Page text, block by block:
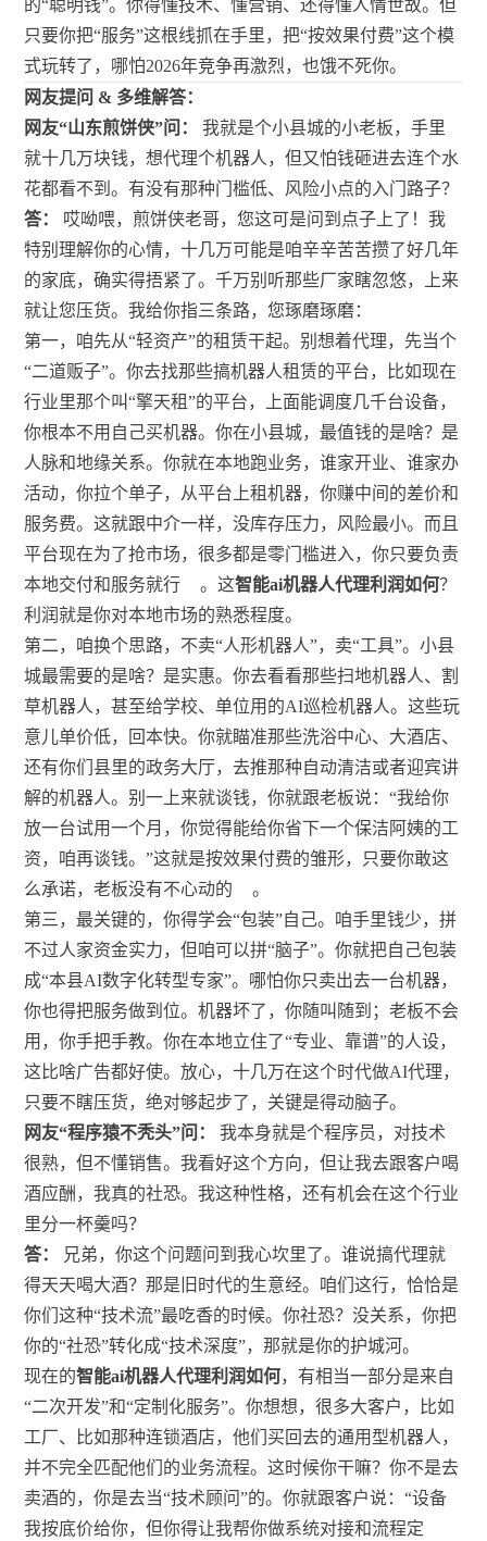
的“聪明钱”。你得懂技术、懂营销、还得懂人情世故。但
只要你把“服务”这根线抓在手里，把“按效果付费”这个模
式玩转了，哪怕2026年竞争再激烈，也饿不死你。
网友提问 & 多维解答：
网友“山东煎饼侠”问：
我就是个小县城的小老板，手里
就十几万块钱，想代理个机器人，但又怕钱砸进去连个水
花都看不到。有没有那种门槛低、风险小点的入门路子？
答：
哎呦喂，煎饼侠老哥，您这可是问到点子上了！我
特别理解你的心情，十几万可能是咱辛辛苦苦攒了好几年
的家底，确实得捂紧了。千万别听那些厂家瞎忽悠，上来
就让您压货。我给你指三条路，您琢磨琢磨：
第一，咱先从“轻资产”的租赁干起。别想着代理，先当个
“二道贩子”。你去找那些搞机器人租赁的平台，比如现在
行业里那个叫“擎天租”的平台，上面能调度几千台设备，
你根本不用自己买机器。你在小县城，最值钱的是啥？是
人脉和地缘关系。你就在本地跑业务，谁家开业、谁家办
活动，你拉个单子，从平台上租机器，你赚中间的差价和
服务费。这就跟中介一样，没库存压力，风险最小。而且
平台现在为了抢市场，很多都是零门槛进入，你只要负责
本地交付和服务就行
。这智能ai机器人代理利润如何？
利润就是你对本地市场的熟悉程度。
第二，咱换个思路，不卖“人形机器人”，卖“工具”。小县
城最需要的是啥？是实惠。你去看看那些扫地机器人、割
草机器人，甚至给学校、单位用的AI巡检机器人。这些玩
意儿单价低，回本快。你就瞄准那些洗浴中心、大酒店、
还有你们县里的政务大厅，去推那种自动清洁或者迎宾讲
解的机器人。别一上来就谈钱，你就跟老板说：“我给你
放一台试用一个月，你觉得能给你省下一个保洁阿姨的工
资，咱再谈钱。”这就是按效果付费的雏形，只要你敢这
么承诺，老板没有不心动的
。
第三，最关键的，你得学会“包装”自己。咱手里钱少，拼
不过人家资金实力，但咱可以拼“脑子”。你就把自己包装
成“本县AI数字化转型专家”。哪怕你只卖出去一台机器，
你也得把服务做到位。机器坏了，你随叫随到；老板不会
用，你手把手教。你在本地立住了“专业、靠谱”的人设，
这比啥广告都好使。放心，十几万在这个时代做AI代理，
只要不瞎压货，绝对够起步了，关键是得动脑子。
网友“程序猿不秃头”问：
我本身就是个程序员，对技术
很熟，但不懂销售。我看好这个方向，但让我去跟客户喝
酒应酬，我真的社恐。我这种性格，还有机会在这个行业
里分一杯羹吗？
答：
兄弟，你这个问题问到我心坎里了。谁说搞代理就
得天天喝大酒？那是旧时代的生意经。咱们这行，恰恰是
你们这种“技术流”最吃香的时候。你社恐？没关系，你把
你的“社恐”转化成“技术深度”，那就是你的护城河。
现在的智能ai机器人代理利润如何，有相当一部分是来自
“二次开发”和“定制化服务”。你想想，很多大客户，比如
工厂、比如那种连锁酒店，他们买回去的通用型机器人，
并不完全匹配他们的业务流程。这时候你干嘛？你不是去
卖酒的，你是去当“技术顾问”的。你就跟客户说：“设备
我按底价给你，但你得让我帮你做系统对接和流程定